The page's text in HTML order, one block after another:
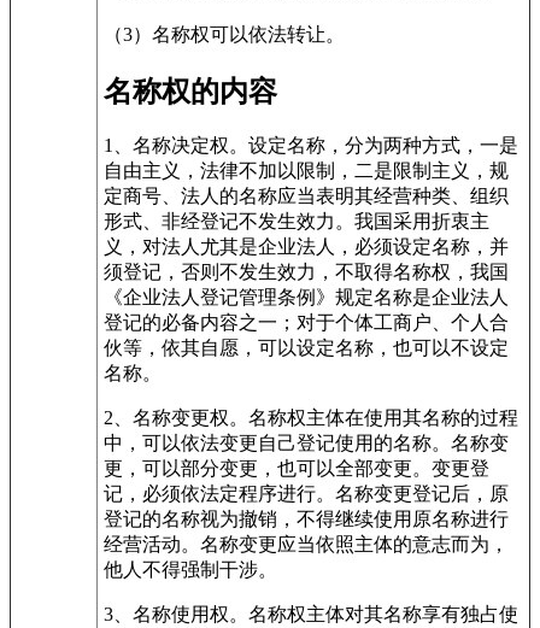
（3）名称权可以依法转让。
名称权的内容
1、名称决定权。设定名称，分为两种方式，一是
自由主义，法律不加以限制，二是限制主义，规
定商号、法人的名称应当表明其经营种类、组织
形式、非经登记不发生效力。我国采用折衷主
义，对法人尤其是企业法人，必须设定名称，并
须登记，否则不发生效力，不取得名称权，我国
《企业法人登记管理条例》规定名称是企业法人
登记的必备内容之一；对于个体工商户、个人合
伙等，依其自愿，可以设定名称，也可以不设定
名称。
2、名称变更权。名称权主体在使用其名称的过程
中，可以依法变更自己登记使用的名称。名称变
更，可以部分变更，也可以全部变更。变更登
记，必须依法定程序进行。名称变更登记后，原
登记的名称视为撤销，不得继续使用原名称进行
经营活动。名称变更应当依照主体的意志而为，
他人不得强制干涉。
3、名称使用权。名称权主体对其名称享有独占使